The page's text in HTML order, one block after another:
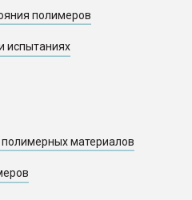
Armaloy PC/ABS-1IM
полимеров
испытаниях
материалов